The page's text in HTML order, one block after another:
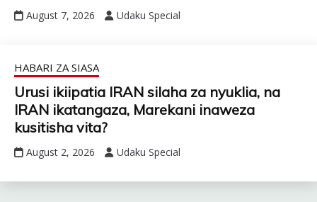
August 7, 2026 Udaku Special
HABARI ZA SIASA
Urusi ikiipatia IRAN silaha za nyuklia, na
IRAN ikatangaza, Marekani inaweza
kusitisha vita?
August 2, 2026 Udaku Special